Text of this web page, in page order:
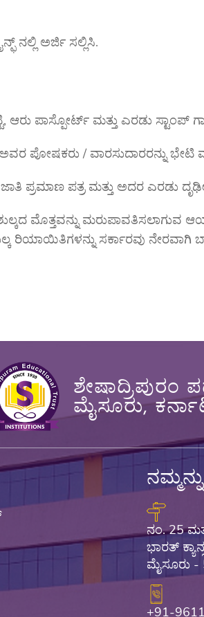
ನಲ್ಲಿ ಅರ್ಜಿ ಸಲ್ಲಿಸಿ.
ಪಾಸ್ಪೋರ್ಟ್ ಮತ್ತು ಎರಡು
ಪೋಷಕರು / ವಾರಸುದಾರರನ್ನು
ಪ್ರಮಾಣ ಪತ್ರ ಮತ್ತು ಅದರ ಎರಡು
ಮೊತ್ತವನ್ನು ಮರುಪಾವತಿಸಲಾಗುವ
ರಿಯಾಯಿತಿಗಳನ್ನು ಸರ್ಕಾರವು ನೇರವಾಗಿ
ಶೇಷಾದ್ರಿಪುರಂ
ಮೈಸೂರು,
ನಂ. 25
ಭಾರತ್
ಮೈಸೂರು -
+91-